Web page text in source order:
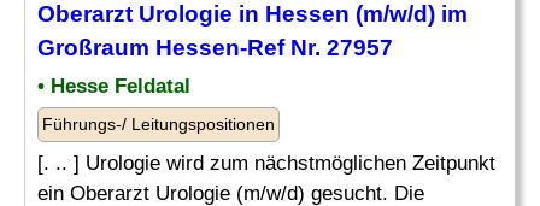
Oberarzt Urologie in Hessen (m/w/d) im
Großraum Hessen-Ref Nr. 27957
• Hesse Feldatal
Führungs-/ Leitungspositionen
[. .. ] Urologie wird zum nächstmöglichen Zeitpunkt
ein Oberarzt Urologie (m/w/d) gesucht. Die